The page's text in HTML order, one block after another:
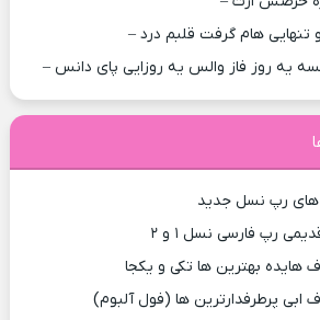
تنهایی هام گرفت قلبم درد –
یه روز فاز والس یه روزایی پای دانس –
های رپ نسل جدید